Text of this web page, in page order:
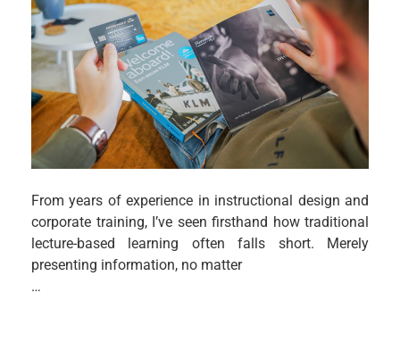
From years of experience in instructional design and
corporate training, I’ve seen firsthand how traditional
lecture-based learning often falls short. Merely
presenting information, no matter
…